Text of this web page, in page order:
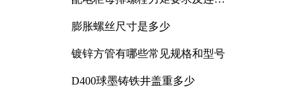
膨胀螺丝尺寸是多少
镀锌方管有哪些常见规格和型号
D400球墨铸铁井盖重多少